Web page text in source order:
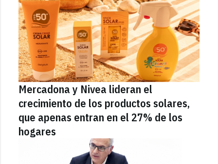
Mercadona y Nivea lideran el
crecimiento de los productos solares,
que apenas entran en el 27% de los
hogares